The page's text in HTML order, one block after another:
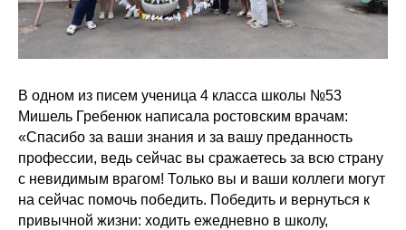
В одном из писем ученица 4 класса школы №53
Мишель Гребенюк написала ростовским врачам:
«Спасибо за ваши знания и за вашу преданность
профессии, ведь сейчас вы сражаетесь за всю страну
с невидимым врагом! Только вы и ваши коллеги могут
на сейчас помочь победить. Победить и вернуться к
привычной жизни: ходить ежедневно в школу,